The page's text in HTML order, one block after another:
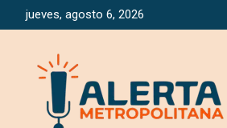
Saltarjueves, agosto 6, 2026